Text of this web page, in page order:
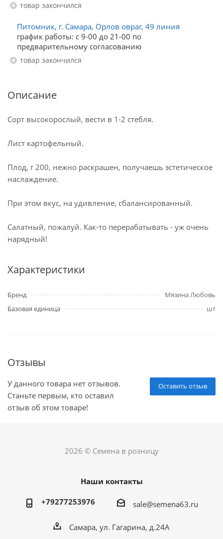
Товар закончился
Питомник, г. Самара, Орлов овраг, 49 линия
график работы: с 9-00 до 21-00 по
предварительному согласованию
Товар закончился
Описание
Сорт высокорослый, вести в 1-2 стебля.
Лист картофельный.
Плод, г 200, нежно раскрашен, получаешь эстетическое
наслаждение.
При этом вкус, на удивление, сбалансированный.
Салатный, пожалуй. Как-то перерабатывать - уж очень
нарядный!
Характеристики
Бренд
Мязина Любовь
Базовая единица
шт
Отзывы
Оставить отзыв
У данного товара нет отзывов.
Станьте первым, кто оставил
отзыв об этом товаре!
2026 © Семена в розницу
Наши контакты
+79277253976 sale@semena63.ru
Самара, ул. Гагарина, д.24А